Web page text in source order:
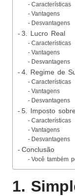
Características
Vantagens
Desvantagens
3. Lucro Real
Características
Vantagens
Desvantagens
4. Regime de
Características
Vantagens
Desvantagens
5. Imposto
Características
Vantagens
Desvantagens
Conclusão
Você também
1.